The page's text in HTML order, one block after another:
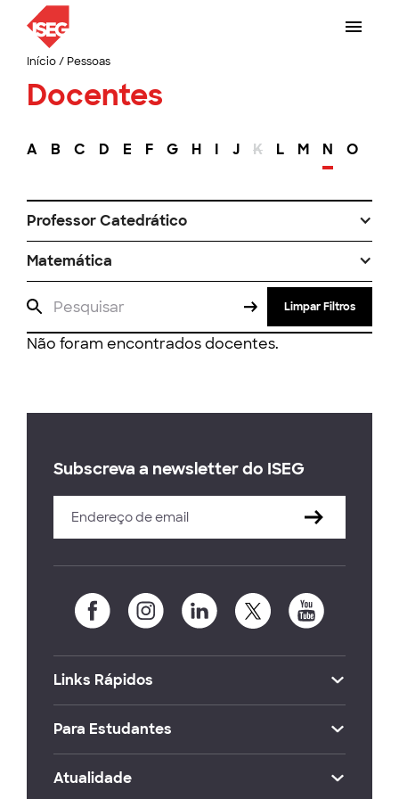
Início/ Pessoas
Docentes
A B C D E F G H I J K L M N O
Professor Catedrático
Matemática
Limpar Filtros
Não foram encontrados docentes.
Subscreva a newsletter do ISEG
Links Rápidos
Para Estudantes
Atualidade